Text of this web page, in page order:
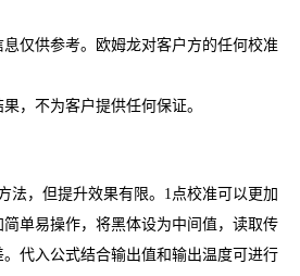
仅供参考。欧姆龙对客户方的任何校准
，不为客户提供任何保证。
法， 但提升效果有限。1点校准可以更加
单易操作，将黑体设为中间值，读取传
代入公式结合输出值和输出温度可进行